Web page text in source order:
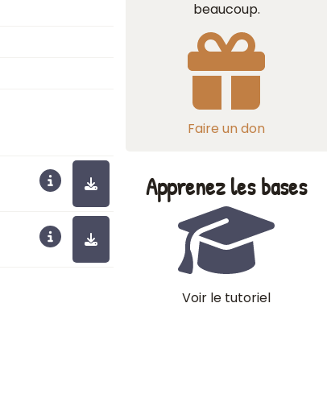
beaucoup.
Faire un don
Apprenez les bases
Voir le tutoriel